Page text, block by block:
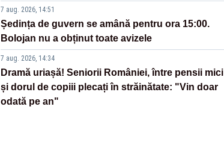
7 aug. 2026, 14:51
Ședința de guvern se amână pentru ora 15:00.
Bolojan nu a obținut toate avizele
7 aug. 2026, 14:34
Dramă uriașă! Seniorii României, între pensii mici
și dorul de copiii plecați în străinătate: "Vin doar
odată pe an"